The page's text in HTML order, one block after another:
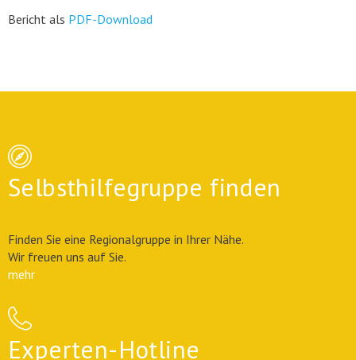
Bericht als PDF-Download
Selbsthilfegruppe finden
Finden Sie eine Regionalgruppe in Ihrer Nähe.
Wir freuen uns auf Sie.
mehr
Experten-Hotline